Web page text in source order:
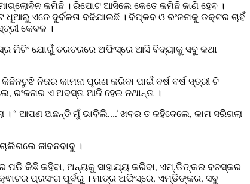
କମିଛି । ରିପୋଟ ଆସିଲେ କେତେ କମିଛି ଜାଣି ହେବ ।
ଏତେ ଦୁର୍ବଳତା ବଢିଯାଇଛି । ବିପ୍ଳବ ଓ ରଂଜନାକୁ ଡକ୍ଟର ଚାହିଁ
କେବଳ ।
ମିଟିଂ ଯୋଗୁଁ ତରତରରେ ଅଫିସ୍‌ରେ ଆସି ବିଦ୍ୟାକୁ ସବୁ କଥା
ନିଜର କାମନା ପୂରଣ କରିବା ପାଇଁ ବର୍ଷ ବର୍ଷ ସ୍ତ୍ରୀ ଟି
ରଂଜନାର ଏ ଅବସ୍ତା ଆଜି ହେଇ ନଥାନ୍ତା ।
। “ ଆପଣ ଅଛନ୍ତି ମୁଁ ଭାବିଲି….’ ଖବର ତ କହିଦେଲେ, କାମ ସରିଗଲା
ଜୀବନବାବୁ ।
ପଡି କିଛି କହିବା, ଅନ୍ୟକୁ ସାହାଯ୍ୟ କରିବା, ଏମ୍‌.ଡିଙ୍କର ବଚସ୍କର
ପ୍ରସଂଗ ପୂର୍ବରୁ । ମାତ୍ର ଅଫିସ୍‌ରେ, ଏମ୍‌ଡିଙ୍କର, ସବୁ